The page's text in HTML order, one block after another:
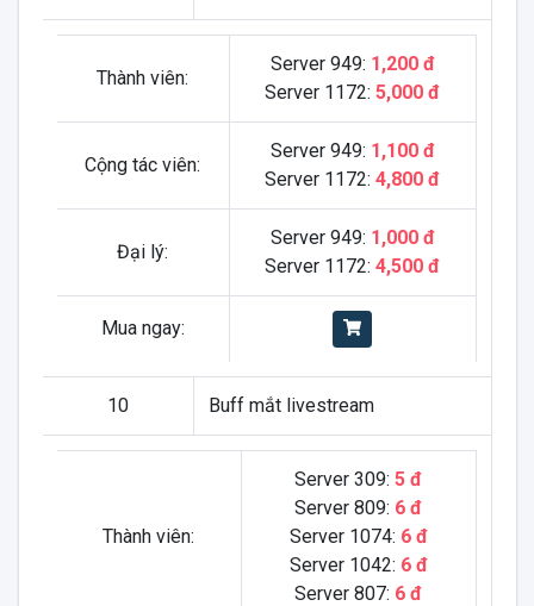
Thành viên:
Server 949: 1,200 đ
Server 1172: 5,000 đ
Cộng tác viên:
Server 949: 1,100 đ
Server 1172: 4,800 đ
Đại lý:
Server 949: 1,000 đ
Server 1172: 4,500 đ
Mua ngay:
10 Buff mắt livestream
Thành viên:
Server 309: 5 đ
Server 809: 6 đ
Server 1074: 6 đ
Server 1042: 6 đ
Server 807: 6 đ